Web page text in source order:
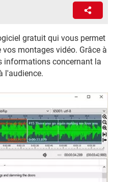
gratuit qui vous permet
montages vidéo. Grâce à
informations concernant la
l'audience.